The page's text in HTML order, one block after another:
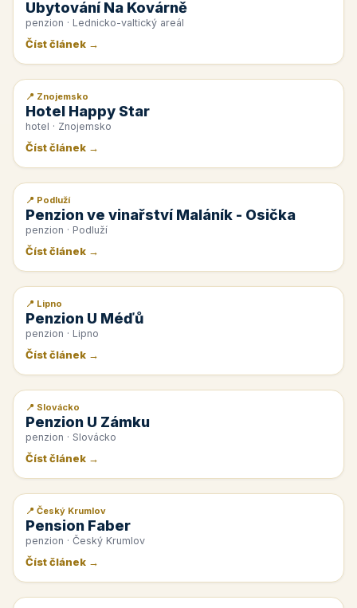
Ubytování Na Kovárně
penzion · Lednicko-valtický areál
Číst článek →
📰 PR článek
📍 Znojemsko
Hotel Happy Star
hotel · Znojemsko
Číst článek →
📰 PR článek
📍 Podluží
Penzion ve vinařství Maláník - Osička
penzion · Podluží
Číst článek →
📰 PR článek
📍 Lipno
Penzion U Méďů
penzion · Lipno
Číst článek →
📰 PR článek
📍 Slovácko
Penzion U Zámku
penzion · Slovácko
Číst článek →
📰 PR článek
📍 Český Krumlov
Pension Faber
penzion · Český Krumlov
Číst článek →